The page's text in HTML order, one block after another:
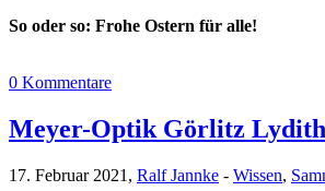
So oder so: Frohe Ostern für alle!
0 Kommentare
Meyer-Optik Görlitz Lydith
17. Februar 2021, Ralf Jannke - Wissen,